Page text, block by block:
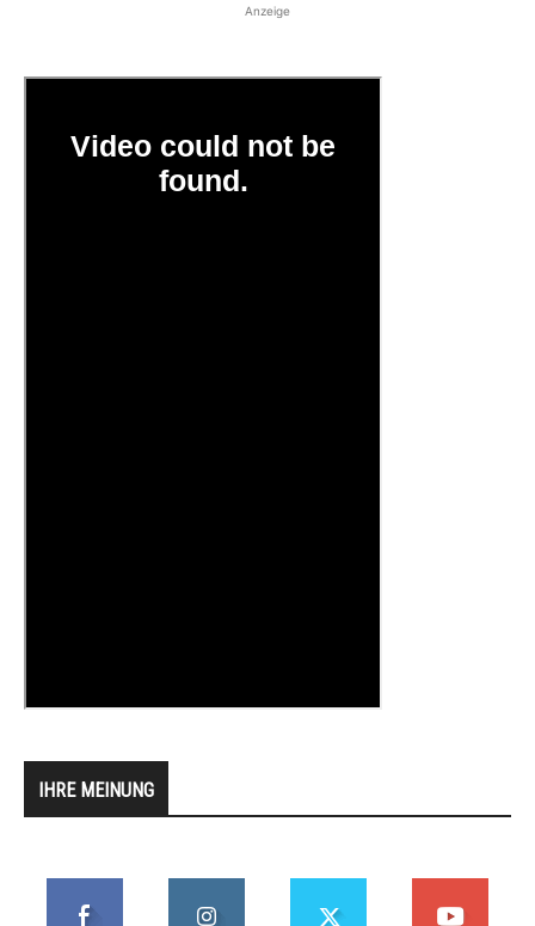
Anzeige
IHRE MEINUNG